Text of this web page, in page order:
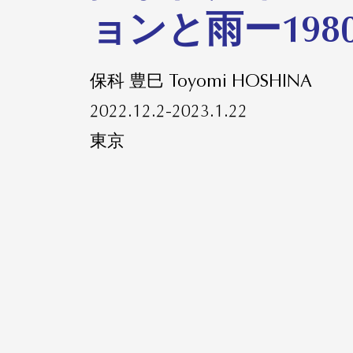
ョンと雨ー
保科 豊巳 Toyomi HOSHINA
2022.12.2-2023.1.22
東京